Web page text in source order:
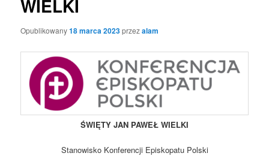
WIELKI
Opublikowany18 marca 2023przezalam
ŚWIĘTY JAN PAWEŁ WIELKI
Stanowisko Konferencji Episkopatu Polski